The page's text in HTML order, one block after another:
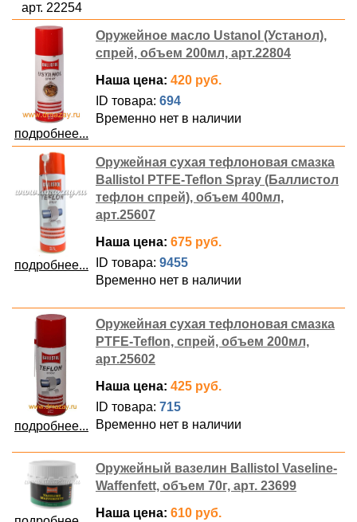
арт. 22254
подробнее...
Оружейное масло Ustanol (Устанол),
спрей, объем 200мл, арт.22804
Наша цена: 420 руб.
ID товара: 694
Временно нет в наличии
подробнее...
Оружейная сухая тефлоновая смазка
Ballistol PTFE-Teflon Spray (Баллистол
тефлон спрей), объем 400мл,
арт.25607
Наша цена: 675 руб.
ID товара: 9455
Временно нет в наличии
подробнее...
Оружейная сухая тефлоновая смазка
PTFE-Teflon, спрей, объем 200мл,
арт.25602
Наша цена: 425 руб.
ID товара: 715
Временно нет в наличии
Оружейный вазелин Ballistol Vaseline-
Waffenfett, объем 70г, арт. 23699
Наша цена: 610 руб.